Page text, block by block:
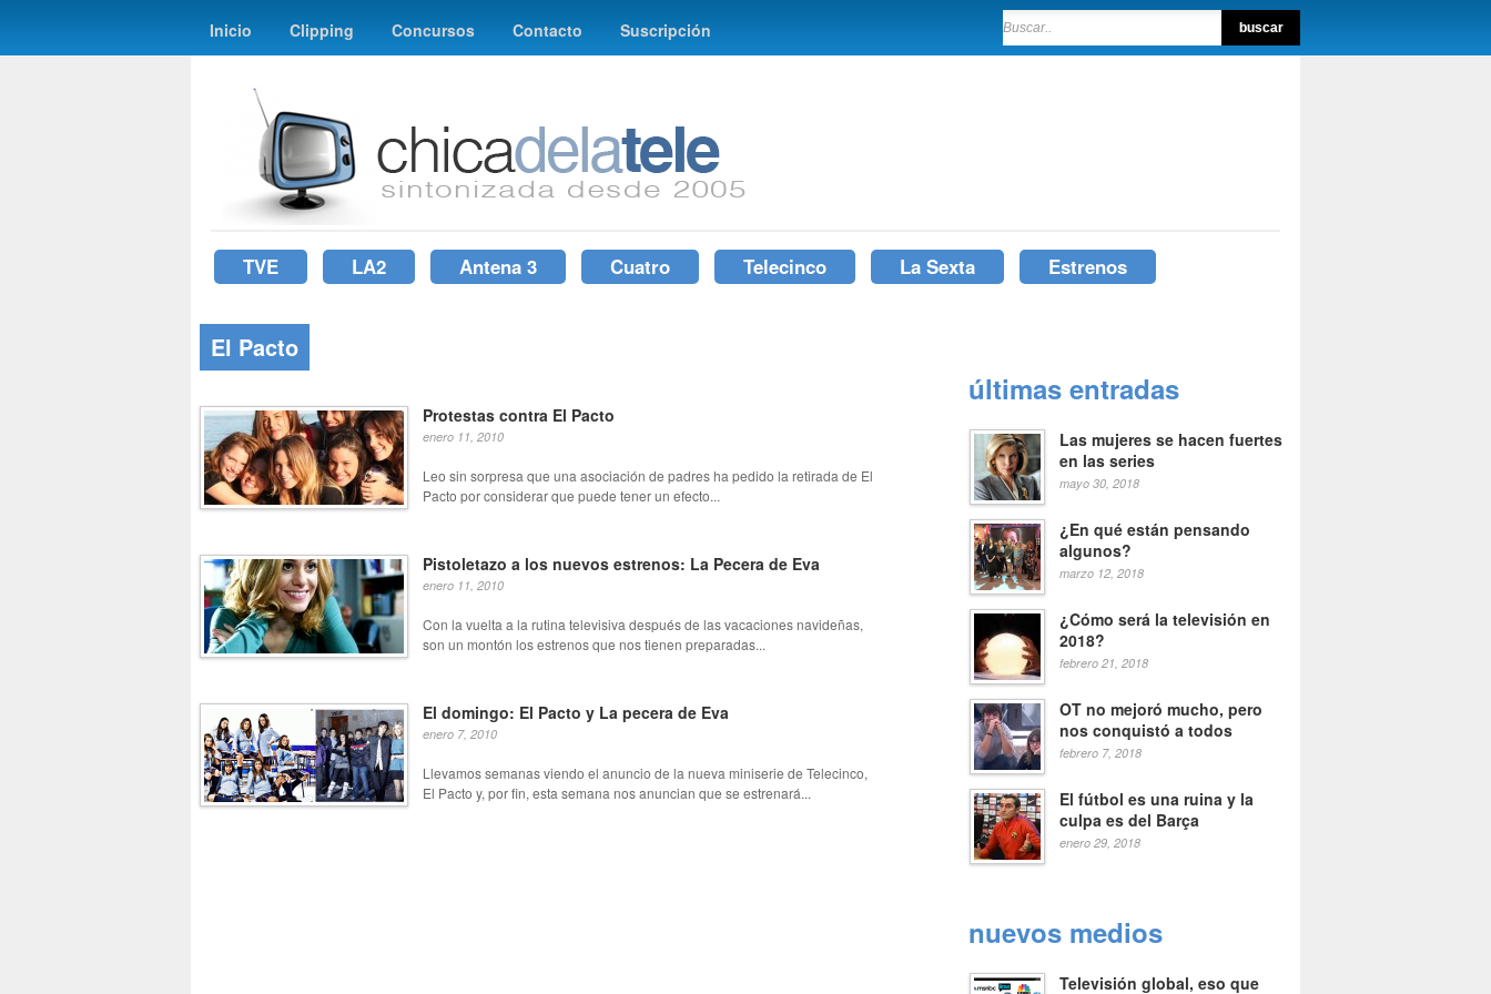
Inicio Clipping Concursos Contacto Suscripción
TVE LA2 Antena 3 Cuatro Telecinco La Sexta Estrenos
El Pacto
Protestas contra El Pacto
enero 11, 2010
Leo sin sorpresa que una asociación de padres ha pedido la retirada de El
Pacto por considerar que puede tener un efecto...
Pistoletazo a los nuevos estrenos: La Pecera de Eva
enero 11, 2010
Con la vuelta a la rutina televisiva después de las vacaciones navideñas,
son un montón los estrenos que nos tienen preparadas...
El domingo: El Pacto y La pecera de Eva
enero 7, 2010
Llevamos semanas viendo el anuncio de la nueva miniserie de Telecinco,
El Pacto y, por fin, esta semana nos anuncian que se estrenará...
últimas entradas
Las mujeres se hacen fuertes
en las series
mayo 30, 2018
¿En qué están pensando
algunos?
marzo 12, 2018
¿Cómo será la televisión en
2018?
febrero 21, 2018
OT no mejoró mucho, pero
nos conquistó a todos
febrero 7, 2018
El fútbol es una ruina y la
culpa es del Barça
enero 29, 2018
nuevos medios
Televisión global, eso que